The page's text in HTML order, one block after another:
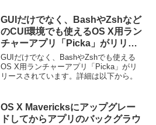
す不具合が報告されているようです。詳
細は以下から。
GUIだけでなく、BashやZshなど
のCUI環境でも使えるOS X用ラン
チャーアプリ「Picka」がリリー
ス。
GUIだけでなく、BashやZshでも使える
OS X用ランチャーアプリ「Picka」がリ
リースされています。詳細は以下から。
OS X Mavericksにアップグレー
ドしてからアプリのバックグラウ